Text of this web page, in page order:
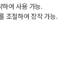
여 사용 가능.
조절하여 장착 가능.